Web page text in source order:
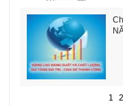
1 2